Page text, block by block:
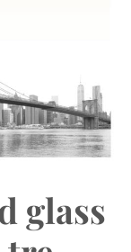
glass